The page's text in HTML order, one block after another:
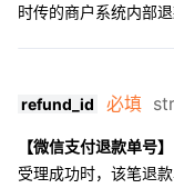
时传的商户系统内部退
refund_id 必填
【微信支付退款单号】
受理成功时，该笔退